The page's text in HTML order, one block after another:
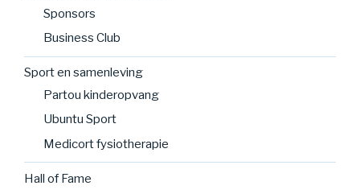
Sponsors
Business Club
Sport en samenleving
Partou kinderopvang
Ubuntu Sport
Medicort fysiotherapie
Hall of Fame